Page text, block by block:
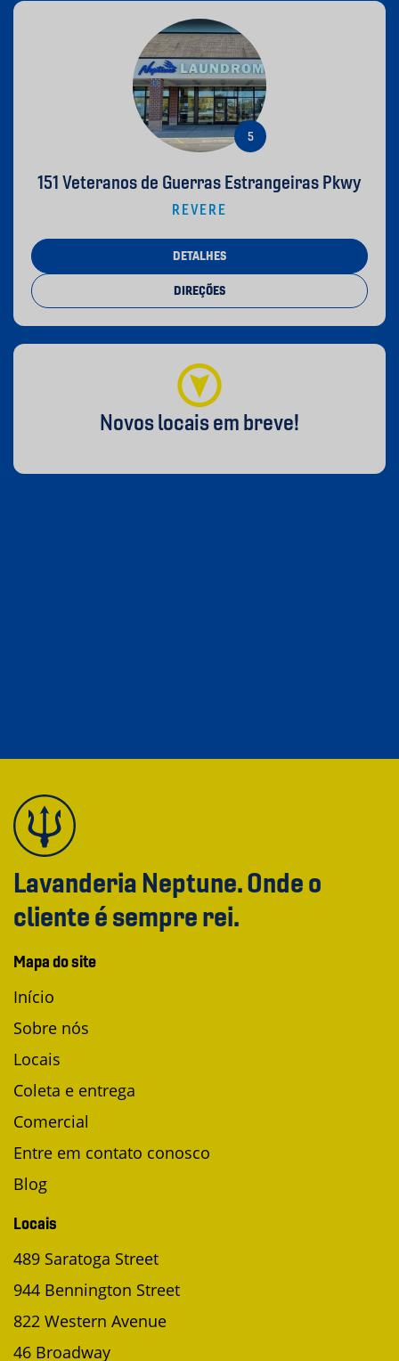
151 Veteranos de Guerras Estrangeiras Pkwy
REVERE
DETALHES
DIREÇÕES
Novos locais em breve!
Lavanderia Neptune. Onde o
cliente é sempre rei.
Mapa do site
Início
Sobre nós
Locais
Coleta e entrega
Comercial
Entre em contato conosco
Blog
Locais
489 Saratoga Street
944 Bennington Street
822 Western Avenue
46 Broadway